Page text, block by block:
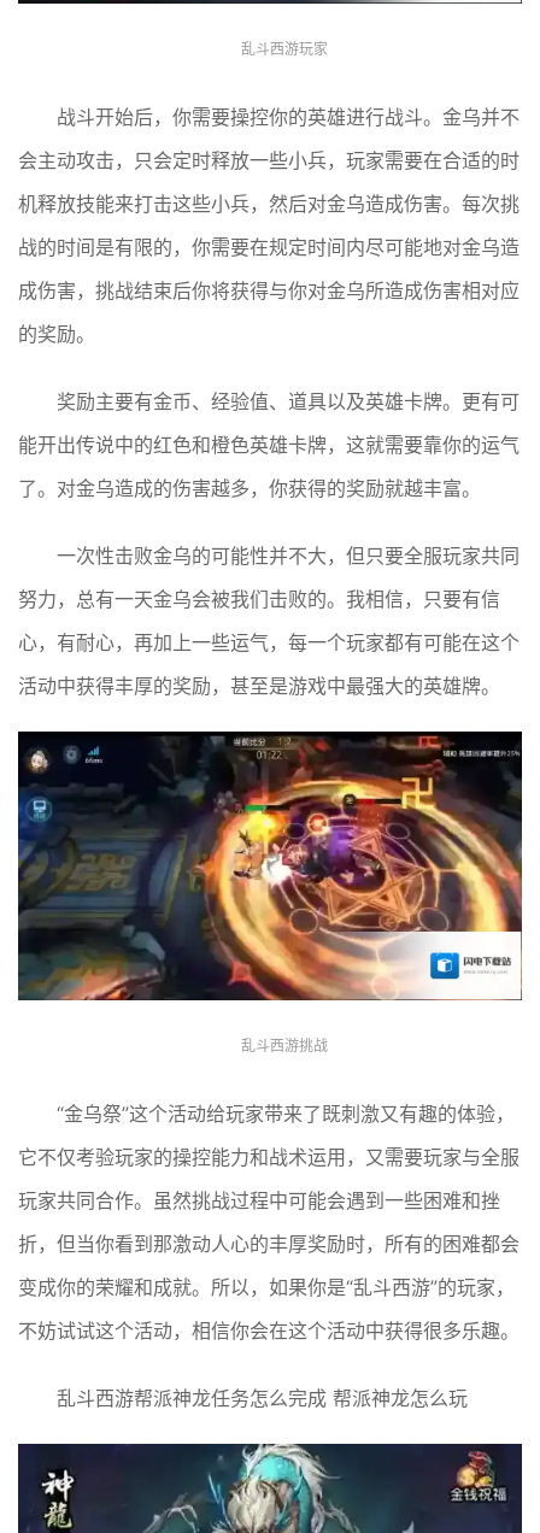
乱斗西游玩家
战斗开始后，你需要操控你的英雄进行战斗。金乌并不
会主动攻击，只会定时释放一些小兵，玩家需要在合适的时
机释放技能来打击这些小兵，然后对金乌造成伤害。每次挑
战的时间是有限的，你需要在规定时间内尽可能地对金乌造
成伤害，挑战结束后你将获得与你对金乌所造成伤害相对应
的奖励。
奖励主要有金币、经验值、道具以及英雄卡牌。更有可
能开出传说中的红色和橙色英雄卡牌，这就需要靠你的运气
了。对金乌造成的伤害越多，你获得的奖励就越丰富。
一次性击败金乌的可能性并不大，但只要全服玩家共同
努力，总有一天金乌会被我们击败的。我相信，只要有信
心，有耐心，再加上一些运气，每一个玩家都有可能在这个
活动中获得丰厚的奖励，甚至是游戏中最强大的英雄牌。
乱斗西游挑战
“金乌祭”这个活动给玩家带来了既刺激又有趣的体验，
它不仅考验玩家的操控能力和战术运用，又需要玩家与全服
玩家共同合作。虽然挑战过程中可能会遇到一些困难和挫
折，但当你看到那激动人心的丰厚奖励时，所有的困难都会
变成你的荣耀和成就。所以，如果你是“乱斗西游”的玩家，
不妨试试这个活动，相信你会在这个活动中获得很多乐趣。
乱斗西游帮派神龙任务怎么完成 帮派神龙怎么玩